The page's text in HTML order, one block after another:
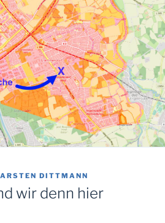
DITTMANN
wir denn hier